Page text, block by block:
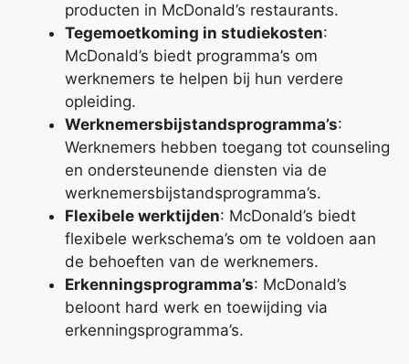
producten in McDonald’s restaurants.
Tegemoetkoming in studiekosten:
McDonald’s biedt programma’s om
werknemers te helpen bij hun verdere
opleiding.
Werknemersbijstandsprogramma’s:
Werknemers hebben toegang tot counseling
en ondersteunende diensten via de
werknemersbijstandsprogramma’s.
Flexibele werktijden: McDonald’s biedt
flexibele werkschema’s om te voldoen aan
de behoeften van de werknemers.
Erkenningsprogramma’s: McDonald’s
beloont hard werk en toewijding via
erkenningsprogramma’s.